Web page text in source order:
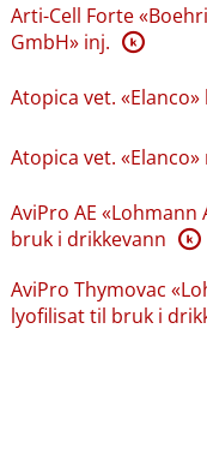
Arti-Cell Forte
GmbH» inj. K
Atopica vet. «Elanco»
Atopica vet. «Elanco»
AviPro AE
bruk i drikkevann K
AviPro Thymovac
lyofilisat til bruk i